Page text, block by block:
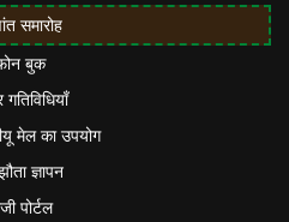
समारोह
बुक
गतिविधियाँ
मेल का उपयोग
ज्ञापन
पोर्टल